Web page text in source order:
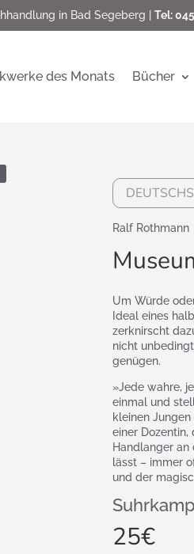
in Bad Segeberg | Tel:
des Monats Bücher
Ralf Rothmann
Um Würde
Ideal eines
zerknirscht
nicht
genügen.
»Jede wahre,
einmal und
kleinen
einer Dozentin,
Handlanger an
lässt – immer
und der
Suhrkamp
25€